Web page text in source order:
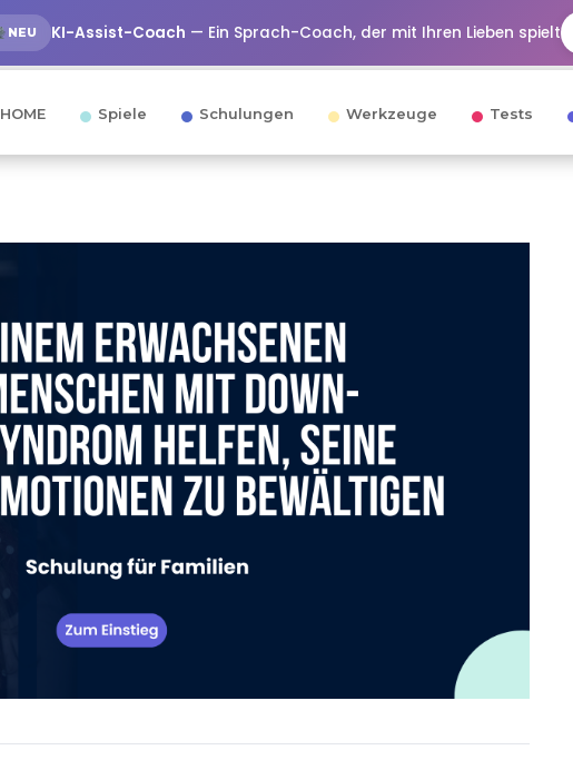
NEU KI-Assist-Coach — Ein Sprach-Coach, der mit Ihren Lieben spielt
HOME Spiele Schulungen Werkzeuge Tests